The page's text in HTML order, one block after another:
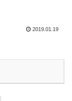
2019.01.19